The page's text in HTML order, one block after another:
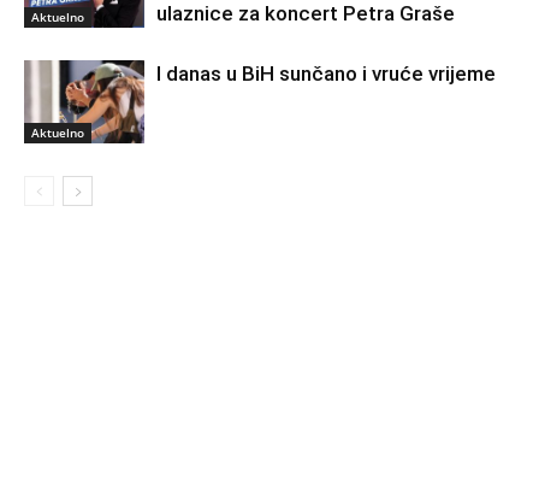
Aktuelno
ulaznice za koncert Petra Graše
Aktuelno
I danas u BiH sunčano i vruće vrijeme